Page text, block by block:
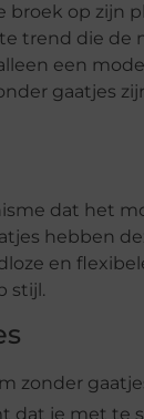
broek op zijn
trend die de
een
gaatjes
dat het
hebben
en
stijl.
zonder
dat je met te